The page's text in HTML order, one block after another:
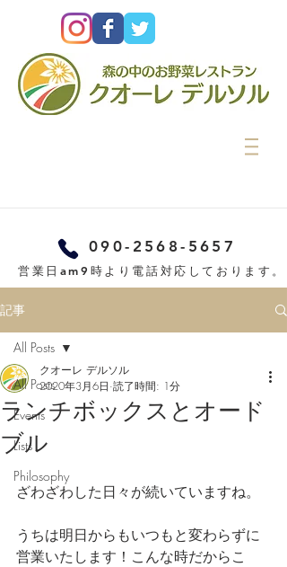
090-2568-5657
営業日am9時より電話対応しております。
記事
All Posts
Events
Lists
Philosophy
All Posts
ランチボックスとオード
ブル
クオーレ デルソル
2020年3月6日 読了時間: 1分
ざわざわした日々が続いていますね。
うちは明日からもいつもと変わらずに
営業いたします！こんな時だからこ